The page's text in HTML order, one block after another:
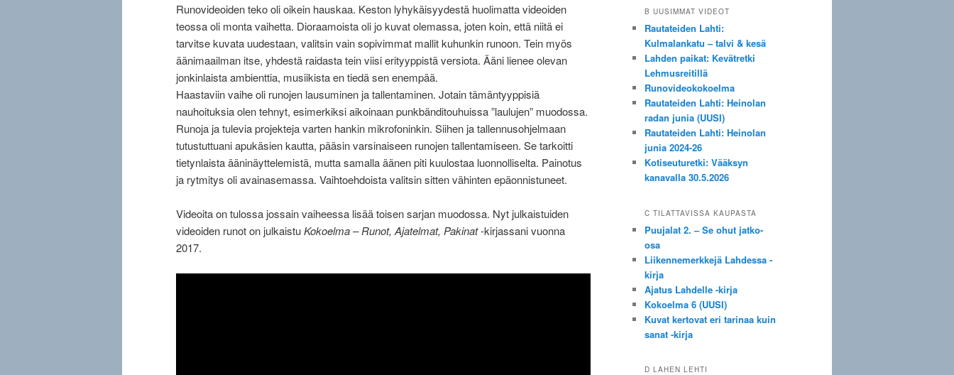
Runovideoiden teko oli oikein hauskaa. Keston lyhykäisyydestä huolimatta videoiden
teossa oli monta vaihetta. Dioraamoista oli jo kuvat olemassa, joten koin, että niitä ei
tarvitse kuvata uudestaan, valitsin vain sopivimmat mallit kuhunkin runoon. Tein myös
äänimaailman itse, yhdestä raidasta tein viisi erityyppistä versiota. Ääni lienee olevan
jonkinlaista ambienttia, musiikista en tiedä sen enempää.
Haastaviin vaihe oli runojen lausuminen ja tallentaminen. Jotain tämäntyyppisiä
nauhoituksia olen tehnyt, esimerkiksi aikoinaan punkbänditouhuissa ”laulujen” muodossa.
Runoja ja tulevia projekteja varten hankin mikrofoninkin. Siihen ja tallennusohjelmaan
tutustuttuani apukäsien kautta, pääsin varsinaiseen runojen tallentamiseen. Se tarkoitti
tietynlaista ääninäyttelemistä, mutta samalla äänen piti kuulostaa luonnolliselta. Painotus
ja rytmitys oli avainasemassa. Vaihtoehdoista valitsin sitten vähinten epäonnistuneet.
Videoita on tulossa jossain vaiheessa lisää toisen sarjan muodossa. Nyt julkaistuiden
videoiden runot on julkaistuKokoelma – Runot, Ajatelmat, Pakinat-kirjassani vuonna
2017.
B UUSIMMAT VIDEOT
Rautateiden Lahti:
Kulmalankatu – talvi & kesä
Lahden paikat: Kevätretki
Lehmusreitillä
Runovideokokoelma
Rautateiden Lahti: Heinolan
radan junia (UUSI)
Rautateiden Lahti: Heinolan
junia 2024-26
Kotiseuturetki: Vääksyn
kanavalla 30.5.2026
C TILATTAVISSA KAUPASTA
Puujalat 2. – Se ohut jatko-
osa
Liikennemerkkejä Lahdessa -
kirja
Ajatus Lahdelle -kirja
Kokoelma 6 (UUSI)
Kuvat kertovat eri tarinaa kuin
sanat -kirja
D LAHEN LEHTI